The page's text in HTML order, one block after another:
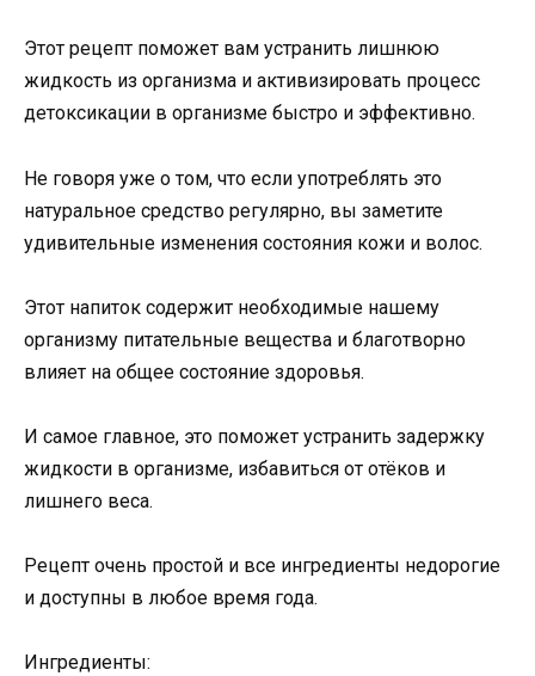
Этот рецепт поможет вам устранить лишнюю
жидкость из организма и активизировать процесс
детоксикации в организме быстро и эффективно.
Не говоря уже о том, что если употреблять это
натуральное средство регулярно, вы заметите
удивительные изменения состояния кожи и волос.
Этот напиток содержит необходимые нашему
организму питательные вещества и благотворно
влияет на общее состояние здоровья.
И самое главное, это поможет устранить задержку
жидкости в организме, избавиться от отёков и
лишнего веса.
Рецепт очень простой и все ингредиенты недорогие
и доступны в любое время года.
Ингредиенты: